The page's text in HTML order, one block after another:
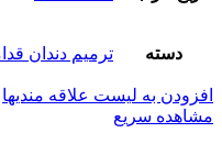
دسته ترمیم دندان
افزودن به لیست علاقه مندیها
مشاهده سریع